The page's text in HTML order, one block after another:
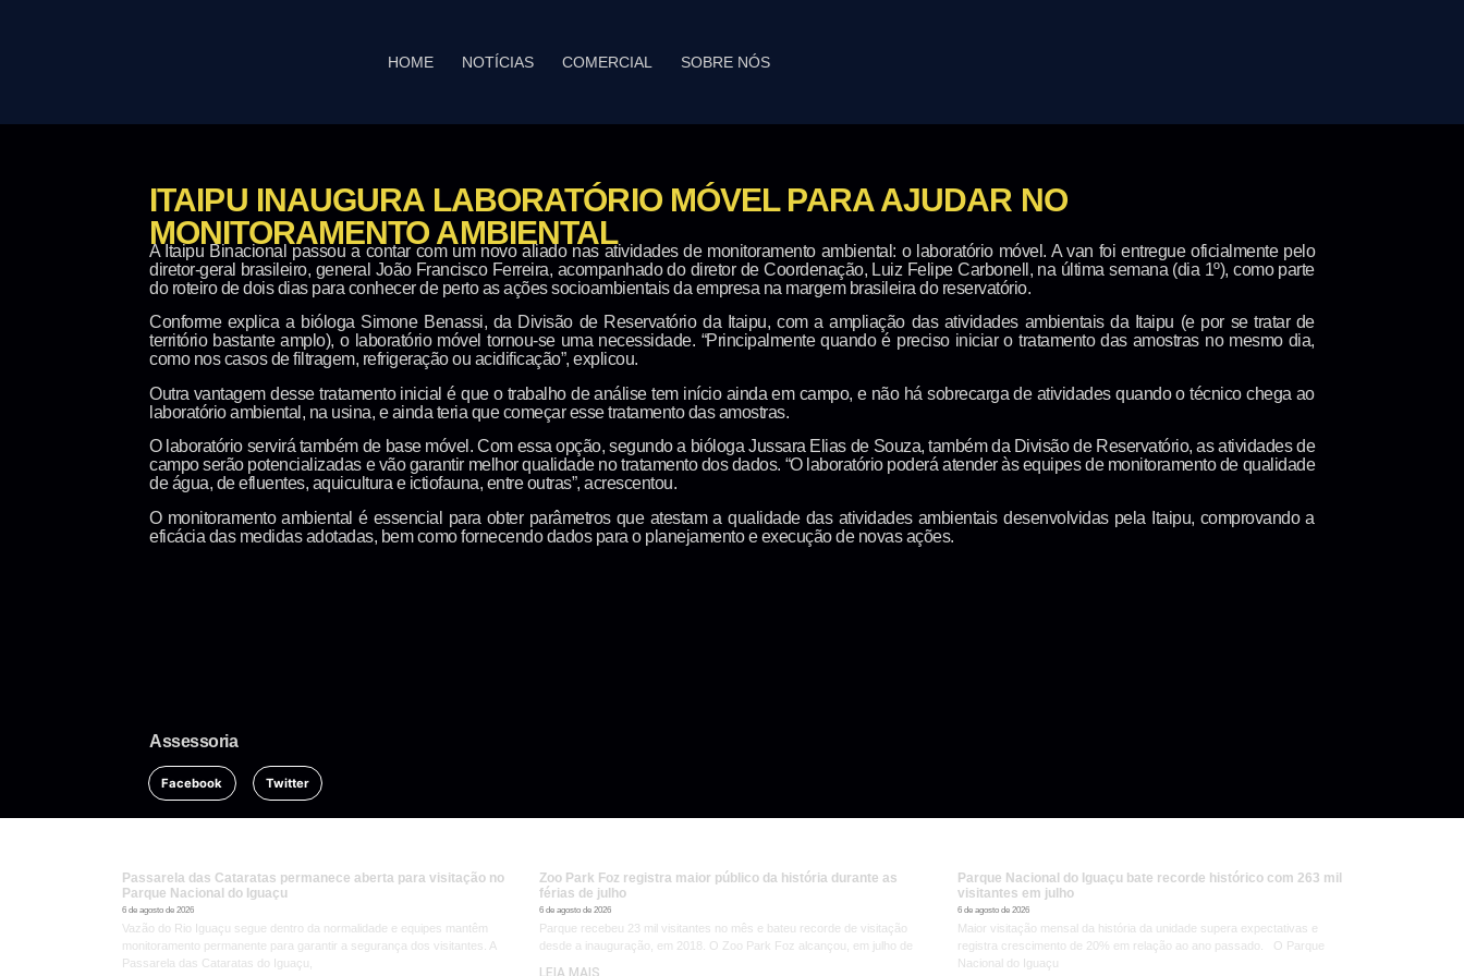
HOME NOTÍCIAS COMERCIAL SOBRE NÓS
ITAIPU INAUGURA LABORATÓRIO MÓVEL PARA AJUDAR NO
MONITORAMENTO AMBIENTAL
A Itaipu Binacional passou a contar com um novo aliado nas atividades de monitoramento ambiental: o laboratório móvel. A van foi entregue oficialmente pelo
diretor-geral brasileiro, general João Francisco Ferreira, acompanhado do diretor de Coordenação, Luiz Felipe Carbonell, na última semana (dia 1º), como parte
do roteiro de dois dias para conhecer de perto as ações socioambientais da empresa na margem brasileira do reservatório.
Conforme explica a bióloga Simone Benassi, da Divisão de Reservatório da Itaipu, com a ampliação das atividades ambientais da Itaipu (e por se tratar de
território bastante amplo), o laboratório móvel tornou-se uma necessidade. “Principalmente quando é preciso iniciar o tratamento das amostras no mesmo dia,
como nos casos de filtragem, refrigeração ou acidificação”, explicou.
Outra vantagem desse tratamento inicial é que o trabalho de análise tem início ainda em campo, e não há sobrecarga de atividades quando o técnico chega ao
laboratório ambiental, na usina, e ainda teria que começar esse tratamento das amostras.
O laboratório servirá também de base móvel. Com essa opção, segundo a bióloga Jussara Elias de Souza, também da Divisão de Reservatório, as atividades de
campo serão potencializadas e vão garantir melhor qualidade no tratamento dos dados. “O laboratório poderá atender às equipes de monitoramento de qualidade
de água, de efluentes, aquicultura e ictiofauna, entre outras”, acrescentou.
O monitoramento ambiental é essencial para obter parâmetros que atestam a qualidade das atividades ambientais desenvolvidas pela Itaipu, comprovando a
eficácia das medidas adotadas, bem como fornecendo dados para o planejamento e execução de novas ações.
Assessoria
Facebook Twitter
Passarela das Cataratas permanece aberta para visitação no
Parque Nacional do Iguaçu
6 de agosto de 2026
Vazão do Rio Iguaçu segue dentro da normalidade e equipes mantêm
monitoramento permanente para garantir a segurança dos visitantes. A
Passarela das Cataratas do Iguaçu,
Zoo Park Foz registra maior público da história durante as
férias de julho
6 de agosto de 2026
Parque recebeu 23 mil visitantes no mês e bateu recorde de visitação
desde a inauguração, em 2018. O Zoo Park Foz alcançou, em julho de
LEIA MAIS
Parque Nacional do Iguaçu bate recorde histórico com 263 mil
visitantes em julho
6 de agosto de 2026
Maior visitação mensal da história da unidade supera expectativas e
registra crescimento de 20% em relação ao ano passado. O Parque
Nacional do Iguaçu